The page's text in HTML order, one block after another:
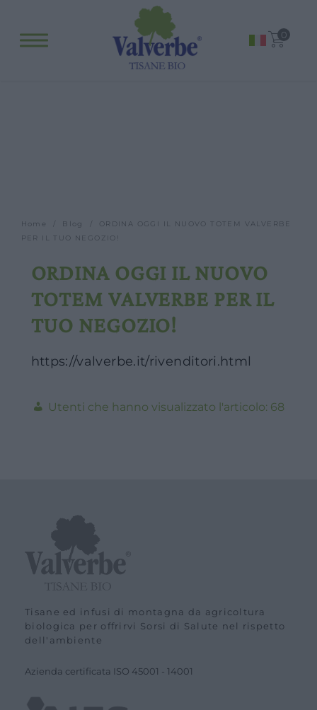
0
Blog
Home Blog
/ ORDINA OGGI IL NUOVO TOTEM VALVERBE
PER IL TUO NEGOZIO!
ORDINA OGGI IL NUOVO
TOTEM VALVERBE PER IL
TUO NEGOZIO!
https://valverbe.it/rivenditori.html
68
Tisane ed infusi di montagna da agricoltura
biologica per offrirvi Sorsi di Salute nel rispetto
dell'ambiente
Azienda certiﬁcata ISO 45001 - 14001